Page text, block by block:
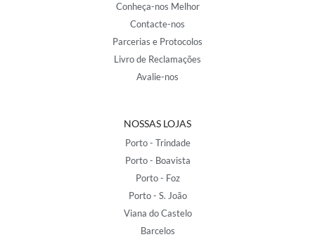
Conheça-nos Melhor
Contacte-nos
Parcerias e Protocolos
Livro de Reclamações
Avalie-nos
NOSSAS LOJAS
Porto - Trindade
Porto - Boavista
Porto - Foz
Porto - S. João
Viana do Castelo
Barcelos